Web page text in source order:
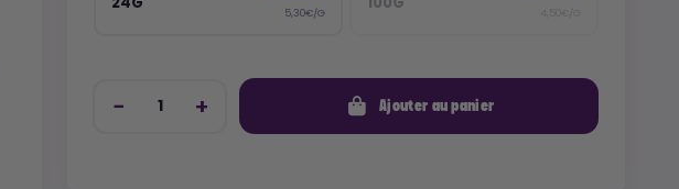
5,30€/G
Ajouter au panier